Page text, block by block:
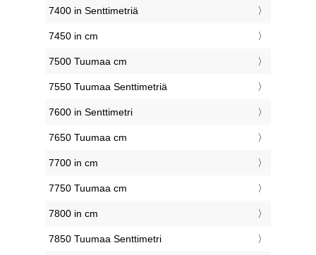
7400 in Senttimetriä
7450 in cm
7500 Tuumaa cm
7550 Tuumaa Senttimetriä
7600 in Senttimetri
7650 Tuumaa cm
7700 in cm
7750 Tuumaa cm
7800 in cm
7850 Tuumaa Senttimetri